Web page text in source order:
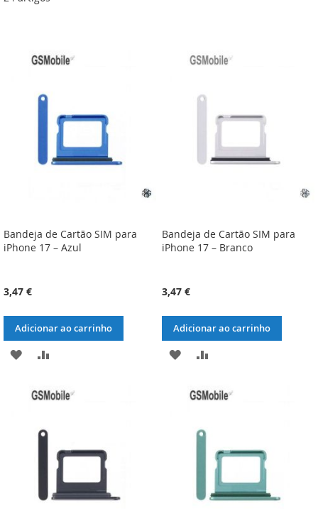
Bandeja de Cartão SIM para
iPhone 17 – Azul
3,47 €
Adicionar ao carrinho
ADICIONAR
LISTA
DESEJOS
COMPARAÇÃO
Bandeja de Cartão SIM para
iPhone 17 – Branco
3,47 €
Adicionar ao carrinho
ADICIONAR
LISTA
DESEJOS
ADICIONAR
COMPARAÇÃO